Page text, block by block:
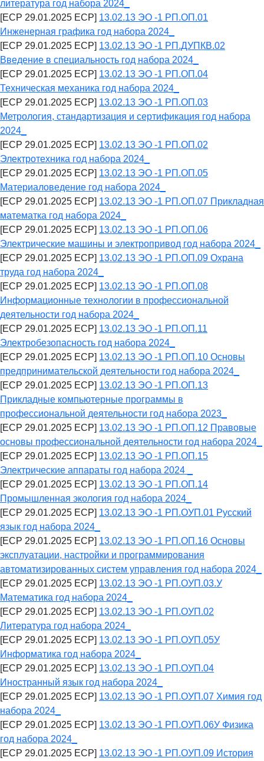
литература год набора 2024_
[ECP 29.01.2025 ECP] 13.02.13 ЭО -1 РП.ОП.01
Инженерная графика год набора 2024_
[ECP 29.01.2025 ECP] 13.02.13 ЭО -1 РП.ДУПКВ.02
Введение в специальность год набора 2024_
[ECP 29.01.2025 ECP] 13.02.13 ЭО -1 РП.ОП.04
Техническая механика год набора 2024_
[ECP 29.01.2025 ECP] 13.02.13 ЭО -1 РП.ОП.03
Метрология, стандартизация и сертификация год набора
2024_
[ECP 29.01.2025 ECP] 13.02.13 ЭО -1 РП.ОП.02
Электротехника год набора 2024_
[ECP 29.01.2025 ECP] 13.02.13 ЭО -1 РП.ОП.05
Материаловедение год набора 2024_
[ECP 29.01.2025 ECP] 13.02.13 ЭО -1 РП.ОП.07 Прикладная
математка год набора 2024_
[ECP 29.01.2025 ECP] 13.02.13 ЭО -1 РП.ОП.06
Электрические машины и электропривод год набора 2024_
[ECP 29.01.2025 ECP] 13.02.13 ЭО -1 РП.ОП.09 Охрана
труда год набора 2024_
[ECP 29.01.2025 ECP] 13.02.13 ЭО -1 РП.ОП.08
Информационные технологии в профессиональной
деятельности год набора 2024_
[ECP 29.01.2025 ECP] 13.02.13 ЭО -1 РП.ОП.11
Электробезопасность год набора 2024_
[ECP 29.01.2025 ECP] 13.02.13 ЭО -1 РП.ОП.10 Основы
предпринимательской деятельности год набора 2024_
[ECP 29.01.2025 ECP] 13.02.13 ЭО -1 РП.ОП.13
Прикладные компьютерные программы в
профессиональной деятельности год набора 2023_
[ECP 29.01.2025 ECP] 13.02.13 ЭО -1 РП.ОП.12 Правовые
основы профессиональной деятельности год набора 2024_
[ECP 29.01.2025 ECP] 13.02.13 ЭО -1 РП.ОП.15
Электрические аппараты год набора 2024 _
[ECP 29.01.2025 ECP] 13.02.13 ЭО -1 РП.ОП.14
Промышленная экология год набора 2024_
[ECP 29.01.2025 ECP] 13.02.13 ЭО -1 РП.ОУП.01 Русский
язык год набора 2024_
[ECP 29.01.2025 ECP] 13.02.13 ЭО -1 РП.ОП.16 Основы
эксплуатации, настройки и программирования
автоматизированных систем управления год набора 2024_
[ECP 29.01.2025 ECP] 13.02.13 ЭО -1 РП.ОУП.03.У
Математика год набора 2024_
[ECP 29.01.2025 ECP] 13.02.13 ЭО -1 РП.ОУП.02
Литература год набора 2024_
[ECP 29.01.2025 ECP] 13.02.13 ЭО -1 РП.ОУП.05У
Информатика год набора 2024_
[ECP 29.01.2025 ECP] 13.02.13 ЭО -1 РП.ОУП.04
Иностранный язык год набора 2024_
[ECP 29.01.2025 ECP] 13.02.13 ЭО -1 РП.ОУП.07 Химия год
набора 2024_
[ECP 29.01.2025 ECP] 13.02.13 ЭО -1 РП.ОУП.06У Физика
год набора 2024_
[ECP 29.01.2025 ECP] 13.02.13 ЭО -1 РП.ОУП.09 История